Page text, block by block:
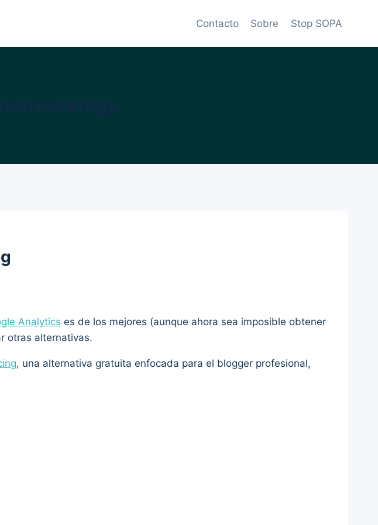
Contacto Sobre Stop SOPA
Analytics es de los mejores (aunque ahora sea imposible obtener
otras alternativas.
, una alternativa gratuita enfocada para el blogger profesional,